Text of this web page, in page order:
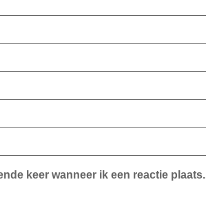
keer wanneer ik een reactie plaats.